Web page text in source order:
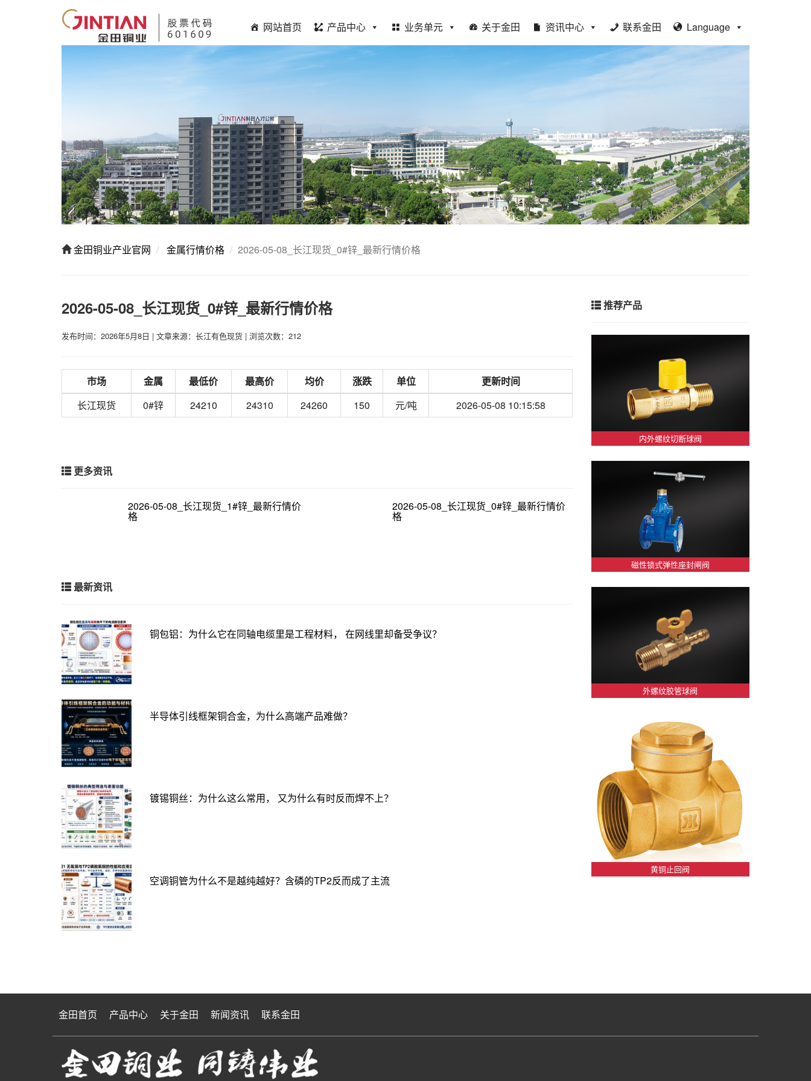
网站首页 产品中心 业务单元 关于金田 资讯中心 联系金田 Language
金田铜业产业官网 金属行情价格 2026-05-08_长江现货_0#锌_最新行情价格
2026-05-08_长江现货_0#锌_最新行情价格
发布时间：2026年5月8日 | 文章来源：长江有色现货 | 浏览次数：212
市场 金属 最低价 最高价 均价 涨跌 单位
更新时间
长江现货
0#锌 24210 24310 24260 150 元/吨 2026-05-08 10:15:58
更多资讯
2026-05-08_长江现货_1#锌_最新行情价
格
2026-05-08_长江现货_0#锌_最新行情价
格
最新资讯
铜包铝：为什么它在同轴电缆里是工程材料， 在网线里却备受争议？
半导体引线框架铜合金，为什么高端产品难做？
镀锡铜丝：为什么这么常用， 又为什么有时反而焊不上？
空调铜管为什么不是越纯越好？含磷的TP2反而成了主流
推荐产品
内外螺纹切断球阀
磁性锁式弹性座封闸阀
外螺纹胶管球阀
黄铜止回阀
金田首页 产品中心 关于金田 新闻资讯 联系金田